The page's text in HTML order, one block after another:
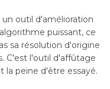
outil d'amélioration
puissant, ce
sa résolution d'origine
C'est l'outil d'affûtage
la peine d'être essayé.